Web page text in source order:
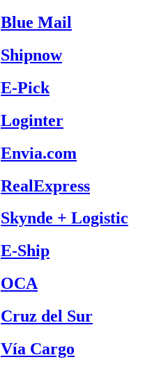
Blue Mail
Shipnow
E-Pick
Loginter
Envia.com
RealExpress
Skynde + Logistic
E-Ship
OCA
Cruz del Sur
Vía Cargo